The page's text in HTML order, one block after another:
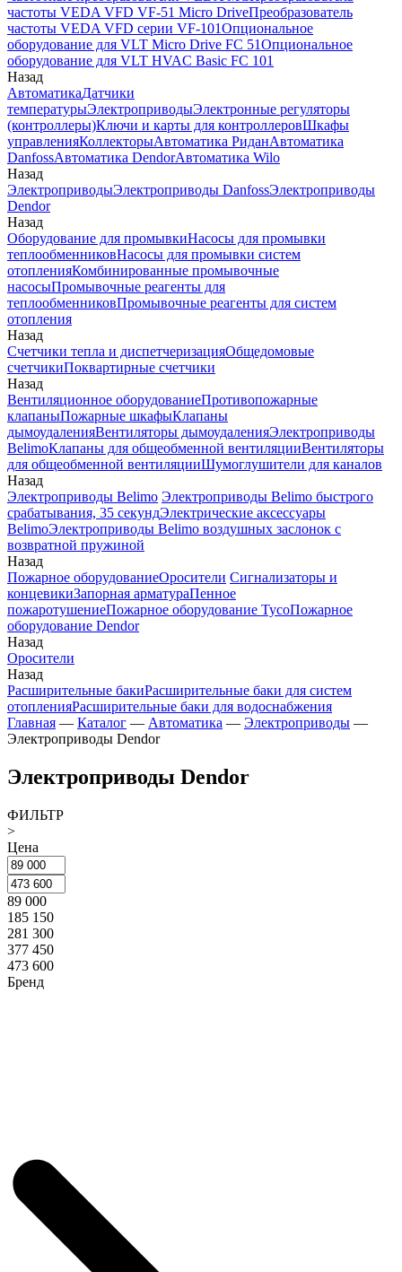
частоты VEDA VFD VF-51 Micro DriveПреобразователь
частоты VEDA VFD серии VF-101Опциональное
оборудование для VLT Micro Drive FC 51Опциональное
оборудование для VLT HVAC Basic FC 101
Назад
АвтоматикаДатчики
температурыЭлектроприводыЭлектронные регуляторы
(контроллеры)Ключи и карты для контроллеровШкафы
управленияКоллекторыАвтоматика РиданАвтоматика
DanfossАвтоматика DendorАвтоматика Wilo
Назад
ЭлектроприводыЭлектроприводы DanfossЭлектроприводы
Dendor
Назад
Оборудование для промывкиНасосы для промывки
теплообменниковНасосы для промывки систем
отопленияКомбинированные промывочные
насосыПромывочные реагенты для
теплообменниковПромывочные реагенты для систем
отопления
Назад
Счетчики тепла и диспетчеризацияОбщедомовые
счетчикиПоквартирные счетчики
Назад
Вентиляционное оборудованиеПротивопожарные
клапаныПожарные шкафыКлапаны
дымоудаленияВентиляторы дымоудаленияЭлектроприводы
BelimoКлапаны для общеобменной вентиляцииВентиляторы
для общеобменной вентиляцииШумоглушители для каналов
Назад
Электроприводы Belimo Электроприводы Belimo быстрого
срабатывания, 35 секундЭлектрические аксессуары
BelimoЭлектроприводы Belimo воздушных заслонок c
возвратной пружиной
Назад
Пожарное оборудованиеОросители Сигнализаторы и
концевикиЗапорная арматураПенное
пожаротушениеПожарное оборудование TycoПожарное
оборудование Dendor
Назад
Оросители
Назад
Расширительные бакиРасширительные баки для систем
отопленияРасширительные баки для водоснабжения
Главная — Каталог — Автоматика — Электроприводы —
Электроприводы Dendor
Электроприводы Dendor
ФИЛЬТР
>
Цена
89 000
185 150
281 300
377 450
473 600
Бренд